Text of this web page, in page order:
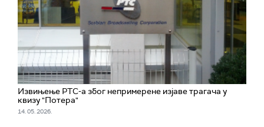
Извињење РТС-а због непримерене изјаве трагача у
квизу "Потера"
14. 05. 2026.